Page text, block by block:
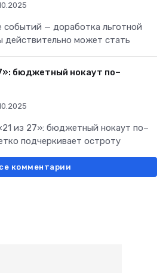
событий — доработка льготной
действительно может стать
бюджетный нокаут по–
из 27»: бюджетный нокаут по–
подчеркивает остроту
комментарии